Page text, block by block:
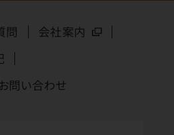
問
会社案内
お問い合わせ